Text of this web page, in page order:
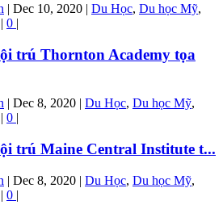
| Dec 10, 2020 | Du Học, Du học Mỹ,
| 0 |
trú Thornton Academy tọa
| Dec 8, 2020 | Du Học, Du học Mỹ,
| 0 |
trú Maine Central Institute t...
| Dec 8, 2020 | Du Học, Du học Mỹ,
| 0 |